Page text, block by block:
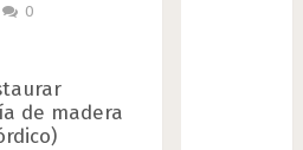
0
de madera